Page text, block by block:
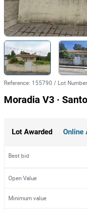
Reference: 155790 / Lot Number
Moradia V3 ·
Lot Awarded Online
Best bid
Open Value
Minimum value